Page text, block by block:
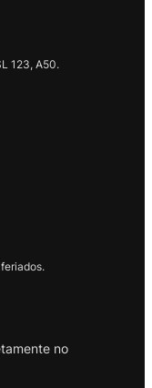
123, A50.
no